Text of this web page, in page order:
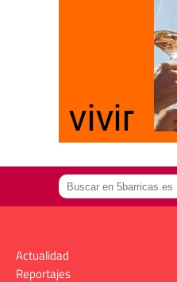
Actualidad
Reportajes